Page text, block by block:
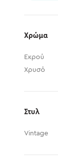
Χρώμα
Εκρού
Χρυσό
Στυλ
Vintage